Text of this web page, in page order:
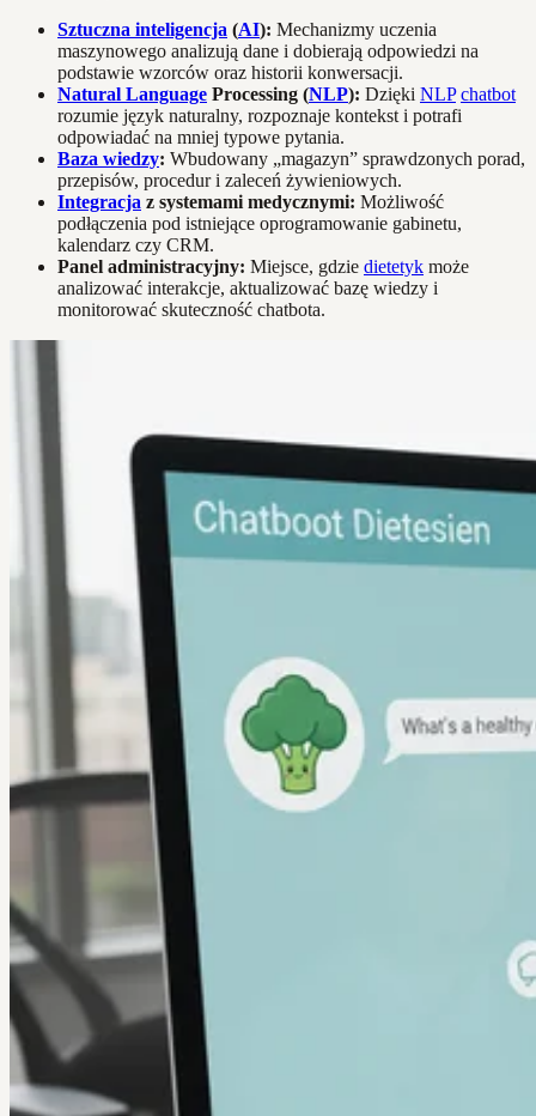
Sztuczna inteligencja (AI): Mechanizmy uczenia
maszynowego analizują dane i dobierają odpowiedzi na
podstawie wzorców oraz historii konwersacji.
Natural Language Processing (NLP): Dzięki NLP chatbot
rozumie język naturalny, rozpoznaje kontekst i potrafi
odpowiadać na mniej typowe pytania.
Baza wiedzy: Wbudowany „magazyn” sprawdzonych porad,
przepisów, procedur i zaleceń żywieniowych.
Integracja z systemami medycznymi: Możliwość
podłączenia pod istniejące oprogramowanie gabinetu,
kalendarz czy CRM.
Panel administracyjny: Miejsce, gdzie dietetyk może
analizować interakcje, aktualizować bazę wiedzy i
monitorować skuteczność chatbota.